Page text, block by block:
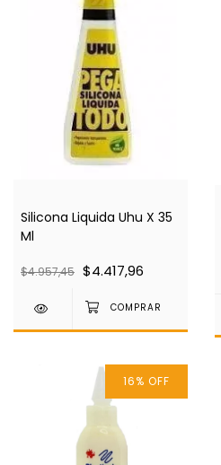
Silicona Liquida Uhu X 35
Ml
$4.957,45 $4.417,96
16% OFF